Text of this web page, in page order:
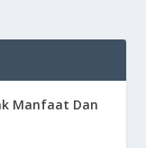
Manfaat Dan